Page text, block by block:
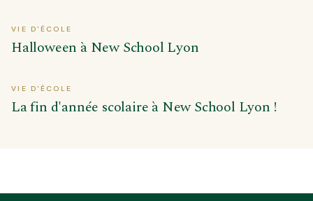
VIE D'ÉCOLE
Halloween à New School Lyon
VIE D'ÉCOLE
La fin d'année scolaire à New School Lyon !